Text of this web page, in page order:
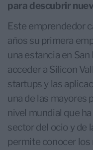
para descubrir
Este emprendedor
años su primera
una estancia en
acceder a Silicon
startups y las
una de las mayores
nivel mundial que
sector del ocio y de
permite conocer los